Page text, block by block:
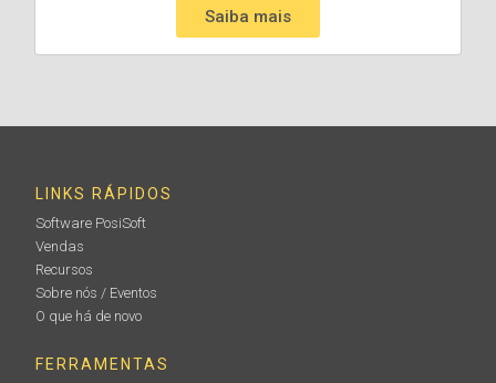
Saiba mais
LINKS RÁPIDOS
Software PosiSoft
Vendas
Recursos
Sobre nós / Eventos
O que há de novo
FERRAMENTAS